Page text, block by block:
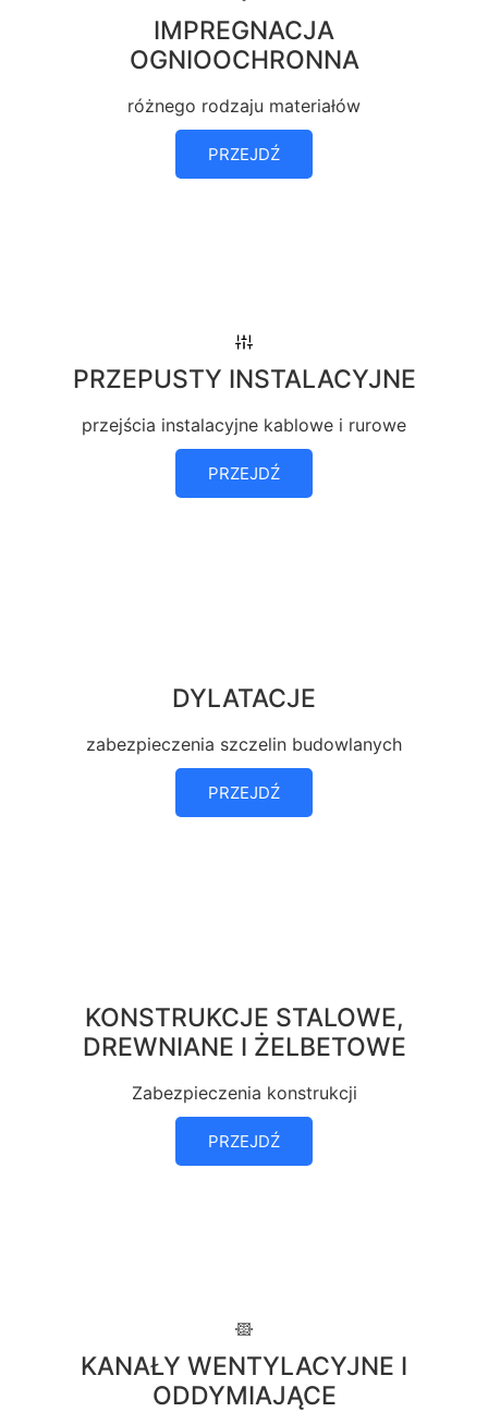
IMPREGNACJA
OGNIOOCHRONNA
różnego rodzaju materiałów
PRZEJDŹ
PRZEPUSTY INSTALACYJNE
przejścia instalacyjne kablowe i rurowe
PRZEJDŹ
DYLATACJE
zabezpieczenia szczelin budowlanych
PRZEJDŹ
KONSTRUKCJE STALOWE,
DREWNIANE I ŻELBETOWE
Zabezpieczenia konstrukcji
PRZEJDŹ
KANAŁY WENTYLACYJNE I
ODDYMIAJĄCE